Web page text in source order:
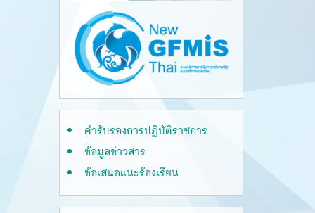
คำรับรองการปฏิบัติราชการ
ข้อมูลข่าวสาร
ข้อเสนอแนะร้องเรียน